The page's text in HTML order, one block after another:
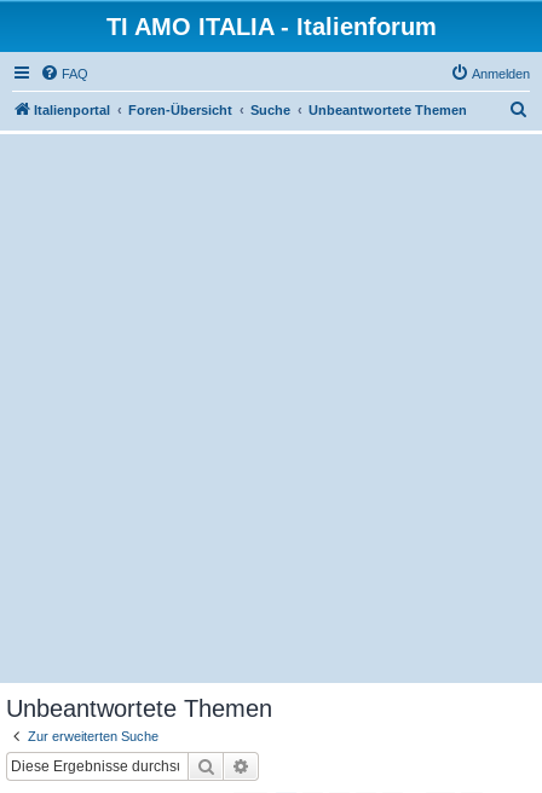
TI AMO ITALIA - Italienforum
FAQ Anmelden
Italienportal Foren-Übersicht Suche Unbeantwortete Themen
u
Unbeantwortete Themen
Zur erweiterten Suche
Suche